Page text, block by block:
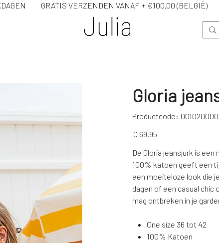
GRATIS VERZENDEN VANAF + €100,00
Gloria
Productcode:
Productcode
Prijs
€ 69,95
De Gloria jeansjurk is
100% katoen geeft een
een moeiteloze look die
dagen of een casual
mag ontbreken in je
One size 36 tot 42
100% Katoen